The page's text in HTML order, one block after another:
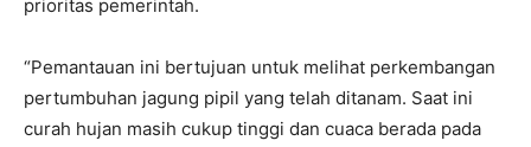
prioritas pemerintah.
“Pemantauan ini bertujuan untuk melihat perkembangan
pertumbuhan jagung pipil yang telah ditanam. Saat ini
curah hujan masih cukup tinggi dan cuaca berada pada